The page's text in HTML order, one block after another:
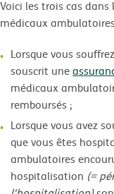
Voici les trois cas dans
médicaux
Lorsque vous
souscrit une
médicaux
remboursés ;
Lorsque vous avez
que vous êtes
ambulatoires
hospitalisation (=